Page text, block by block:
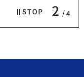
STOP 2 4